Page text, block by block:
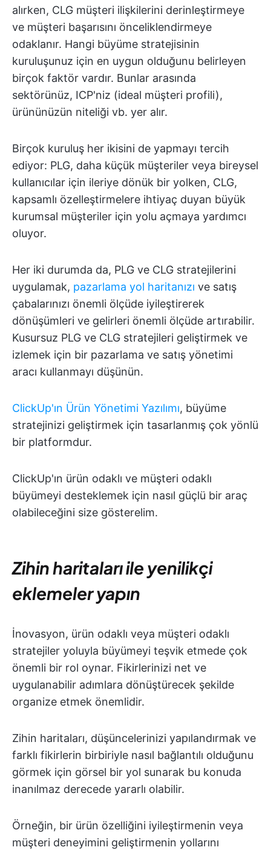
alırken, CLG müşteri ilişkilerini derinleştirmeye
ve müşteri başarısını önceliklendirmeye
odaklanır. Hangi büyüme stratejisinin
kuruluşunuz için en uygun olduğunu belirleyen
birçok faktör vardır. Bunlar arasında
sektörünüz, ICP'niz (ideal müşteri profili),
ürününüzün niteliği vb. yer alır.
Birçok kuruluş her ikisini de yapmayı tercih
ediyor: PLG, daha küçük müşteriler veya bireysel
kullanıcılar için ileriye dönük bir yolken, CLG,
kapsamlı özelleştirmelere ihtiyaç duyan büyük
kurumsal müşteriler için yolu açmaya yardımcı
oluyor.
Her iki durumda da, PLG ve CLG stratejilerini
uygulamak, pazarlama yol haritanızı ve satış
çabalarınızı önemli ölçüde iyileştirerek
dönüşümleri ve gelirleri önemli ölçüde artırabilir.
Kusursuz PLG ve CLG stratejileri geliştirmek ve
izlemek için bir pazarlama ve satış yönetimi
aracı kullanmayı düşünün.
ClickUp'ın Ürün Yönetimi Yazılımı, büyüme
stratejinizi geliştirmek için tasarlanmış çok yönlü
bir platformdur.
ClickUp'ın ürün odaklı ve müşteri odaklı
büyümeyi desteklemek için nasıl güçlü bir araç
olabileceğini size gösterelim.
Zihin haritaları ile yenilikçi
eklemeler yapın
İnovasyon, ürün odaklı veya müşteri odaklı
stratejiler yoluyla büyümeyi teşvik etmede çok
önemli bir rol oynar. Fikirlerinizi net ve
uygulanabilir adımlara dönüştürecek şekilde
organize etmek önemlidir.
Zihin haritaları, düşüncelerinizi yapılandırmak ve
farklı fikirlerin birbiriyle nasıl bağlantılı olduğunu
görmek için görsel bir yol sunarak bu konuda
inanılmaz derecede yararlı olabilir.
Örneğin, bir ürün özelliğini iyileştirmenin veya
müşteri deneyimini geliştirmenin yollarını